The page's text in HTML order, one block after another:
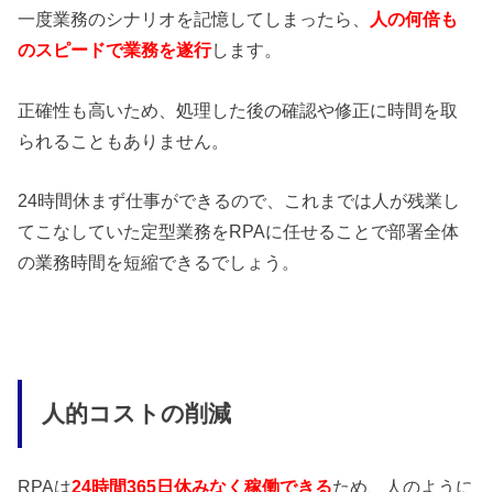
一度業務のシナリオを記憶してしまったら、
人の何倍も
のスピードで業務を遂行します。
正確性も高いため、処理した後の確認や修正に時間を取
られることもありません。
24時間休まず仕事ができるので、これまでは人が残業し
てこなしていた定型業務をRPAに任せることで部署全体
の業務時間を短縮できるでしょう。
人的コストの削減
RPAは24時間365日休みなく稼働できるため、人のように